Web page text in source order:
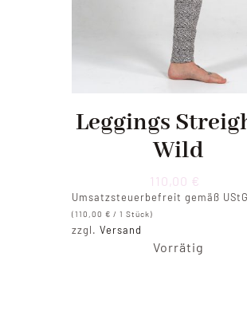
Leggings
Wild
110,00 €
Umsatzsteuerbefreit gemäß UStG
(110,00€ / 1 Stück)
zzgl.Versand
Vorrätig